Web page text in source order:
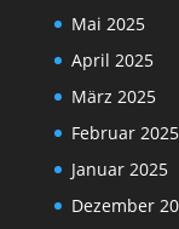
Mai 2025
April 2025
März 2025
Februar 2025
Januar 2025
Dezember